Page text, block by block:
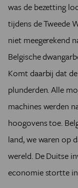
was de bezetting
tijdens de Tweede
niet meegerekend
Belgische
Komt daarbij dat
plunderden. Alle
machines werden
hoogovens toe.
land, we waren op
wereld. De Duitse
economie stortte